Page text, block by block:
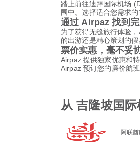
踏上前往迪拜国际机场
围中。选择适合您需求
通过 Airpaz 找到
为了获得无缝旅行体验
的出游还是精心策划的
票价实惠，毫不妥
Airpaz 提供独家优惠和
Airpaz 预订您的廉价航
从 吉隆坡国
阿联